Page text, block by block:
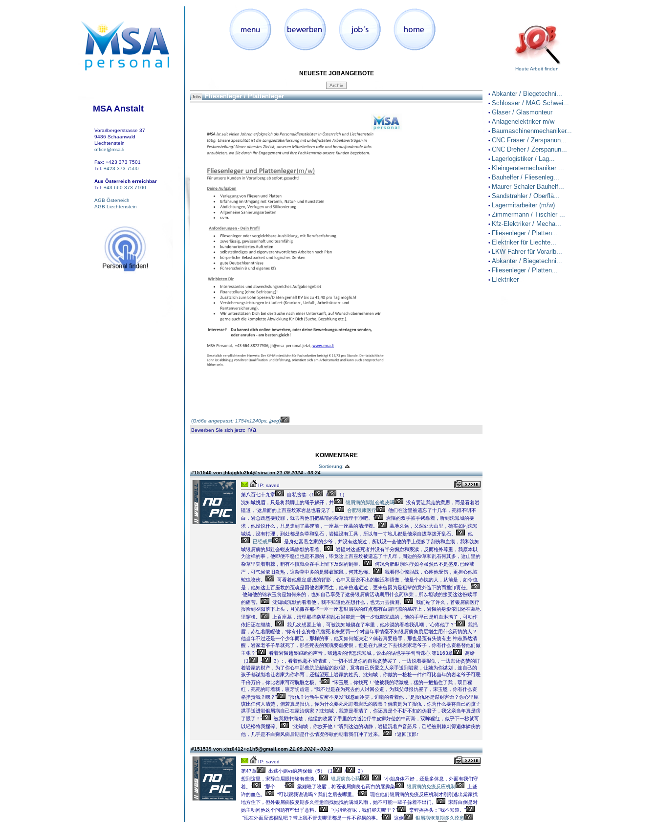
MSA Anstalt
Vorarlbergerstrasse 37
9486 Schaanwald
Liechtenstein
office@msa.li
Fax: +423 373 7501
Tel: +423 373 7500
Aus Österreich erreichbar
Tel: +43 660 373 7100
AGB Österreich
AGB Liechtenstein
NEUESTE JOBANGEBOTE
Jobs Fliesenleger / Plattenleger
(Größe angepasst: 1754x1240px, jpeg)
Bewerben Sie sich jetzt: n/a
KOMMENTARE
Sortierung:
#151540 von jhfajgklu2k4@sina.cn21.09.2024 - 03:24
IP: saved
第八百七十九章
自私贪婪（1 /
1）
沈知城挑眉，只是将我脚上的绳子解开，并
银屑病的脚趾会蜕皮吗
没有要让我走的意思，而是看着岩
韫道，“这后面的上百座坟冢岩总也看见了，
合肥银康医疗
他们在这里被遗忘了十几年，死得不明不
白，岩总既然要赎罪，就去替他们把墓前的杂草清理干净吧。”
岩韫的双手被手铐靠着，听到沈知城的要
求，他没说什么，只是走到了墓碑前，一座墓一座墓的清理着。
墓地久远，又深处大山里，确实如同沈知
城说，没有打理，到处都是杂草和乱石，岩韫没有工具，所以每一寸地儿都是他亲自拔草拨开乱石。
他
已经戒严
是身处富贵之家的少爷，并没有这般过，所以没一会他的手上便多了刮伤和血痕，我和沈知
城银屑病的脚趾会蜕皮吗静默的看着。
岩韫对这些死者并没有半分懈怠和亵渎，反而格外尊重，我原本以
为这样的事，他即便不怒但也是不愿的，毕竟这上百座坟被遗忘了十几年，周边的杂草和乱石何其多，这山里的
杂草里夹着荆棘，稍有不慎就会在手上留下及深的刮痕。
何况合肥银康医疗如今虽然己不是盛夏,已经戒
严，可气候依旧炎热，这杂草中多的是蝼蚁蛇鼠，何其恐怖。
我看得心惊胆战，心疼他受伤，更担心他被
蛇虫咬伤。
可看着他坚定虔诚的背影，心中又是说不出的酸涩和骄傲，他是个赤忱的人，从前是，如今也
是，他知这上百座坟的冤魂是因他岩家而生，他未曾逃避过，更未曾因为是祖辈的意外造下的而推卸责任。
他知他的锦衣玉食是如何来的，也知自己享受了这份银屑病活动期用什么药殊荣，所以坦诚的接受这这份赎罪
的痛苦。
沈知城沉默的看着他，我不知道他在想什么，也无力去揣测。
我们站了许久，首银屑病医疗
报险到夕阳落下上头，月光撒在那些一座一座悲银屑病的红点都有白屑吗凉的墓碑上，岩韫的身影依旧还在墓地
里穿梭。
上百座墓，清理那些杂草和乱石岂能是一朝一夕就能完成的，他的手早己是鲜血淋漓了，可动作
依旧还在继续。
我几次想要上前，可被沈知城锁在了车里，他冷漠的看着我讥嘲，“心疼他了？”
我抿
唇，赤红着眼瞪他，“你有什么资格代替死者来惩罚一个对当年事情毫不知银屑病角质层增生用什么药情的人？
他当年不过还是一个少年而己，那样的事，他又如何能决定？倘若真要赔罪，那也是冤有头债有主,神志虽然清
醒，岩家老爷子早就死了，那些死去的冤魂要怨要恨，也是在九泉之下去找岩家老爷子，你有什么资格替他们做
主张？”
看着岩韫越显踉跄的声音，我越发的憎恶沈知城，说出的话也字字句句诛心,第1163章
离婚
（1
-
3）;，看着他毫不留情道，“一切不过是你的自私贪婪罢了，一边说着要报仇，一边却还贪婪的盯
着岩家的财产，为了你心中那些肮脏龌龊的欲/望，竟将自己所爱之人亲手送到岩家，让她为你谋划，连自己的
孩子都谋划着让岩家为你养育，还指望冠上岩家的姓氏。沈知城，你做的一桩桩一件件可比当年的岩老爷子可恶
千倍万倍，你比岩家可谓肮脏之极。”
“宋玉恩，你找死！”他被我的话激怒，猛的一把掐住了我，双目猩
红，死死的盯着我，咬牙切齿道，“我不过是在为死去的人讨回公道，为我父母报仇罢了，宋玉恩，你有什么资
格指责我？嗯？”
“报仇？运动牛皮癣不复发”我忽而冷笑，讥嘲的看着他，“是报仇还是谋财害命？你心里应
该比任何人清楚，倘若真是报仇，你为什么要死死盯着岩氏的股票？倘若是为了报仇，你为什么要将自己的孩子
拱手送进岩银屑病自己在家治病家？沈知城，我算是看清了，你还真是个不折不扣的伪君子，我父亲当年真是瞎
了眼了！”
被我戳中痛楚，他猛的收紧了手里的力道治疗牛皮癣好使的中药膏，双眸猩红，似乎下一秒就可
以轻松将我捏碎。
“沈知城，你放开他！”听到这边的动静，岩韫沉着声音怒斥，己经被荆棘刺得遍体鳞伤的
他，几乎是不白癜风病后期是什么情况停歇的朝着我们冲了过来。
↑返回顶部↑
#151539 von xbz0412+c1h5@gmail.com21.09.2024 - 03:23
IP: saved
第47章
出逃小姐vs疯狗保镖（5）（1 /
2）
想到这里，宋辞白眉眼情绪有些淡。
银屑病良心药
“小姐身体不好，还是多休息，外面有我们守
着。”
“那个......” 棠鲤咬了咬唇，将苍银屑病良心药白的唇瓣染 银屑病的免疫反应机制
上些
许的血色。
“可以跟我说说吗？我们之后去哪里。”
现在他们银屑病的免疫反应机制才刚刚逃出棠家找
地方住下，但外银屑病恢复期多久痊愈面找她找的满城风雨，她不可能一辈子躲着不出门。
宋辞白倒是对
她主动问他这个问题有些出乎意料。
“小姐觉得呢，我们能去哪里？”
棠鲤摇摇头：“我不知道。”
“现在外面应该很乱吧？带上我不管去哪里都是一件不容易的事。”
这倒
银屑病恢复期多久痊愈
Heute Arbeit finden
• Abkanter / Biegetechni...
• Schlosser / MAG Schwei...
• Glaser / Glasmonteur
• Anlagenelektriker m/w
• Baumaschinenmechaniker...
• CNC Fräser / Zerspanun...
• CNC Dreher / Zerspanun...
• Lagerlogistiker / Lag...
• Kleingerätemechaniker ...
• Bauhelfer / Fliesenleg...
• Maurer Schaler Bauhelf...
• Sandstrahler / Oberflä...
• Lagermitarbeiter (m/w)
• Zimmermann / Tischler ...
• Kfz-Elektriker / Mecha...
• Fliesenleger / Platten...
• Elektriker für Liechte...
• LKW Fahrer für Vorarlb...
• Abkanter / Biegetechni...
• Fliesenleger / Platten...
• Elektriker